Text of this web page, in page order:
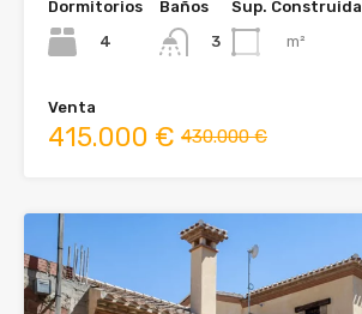
Dormitorios
4
Baños
3
Sup. Construida
m²
Venta
415.000 € 430.000 €